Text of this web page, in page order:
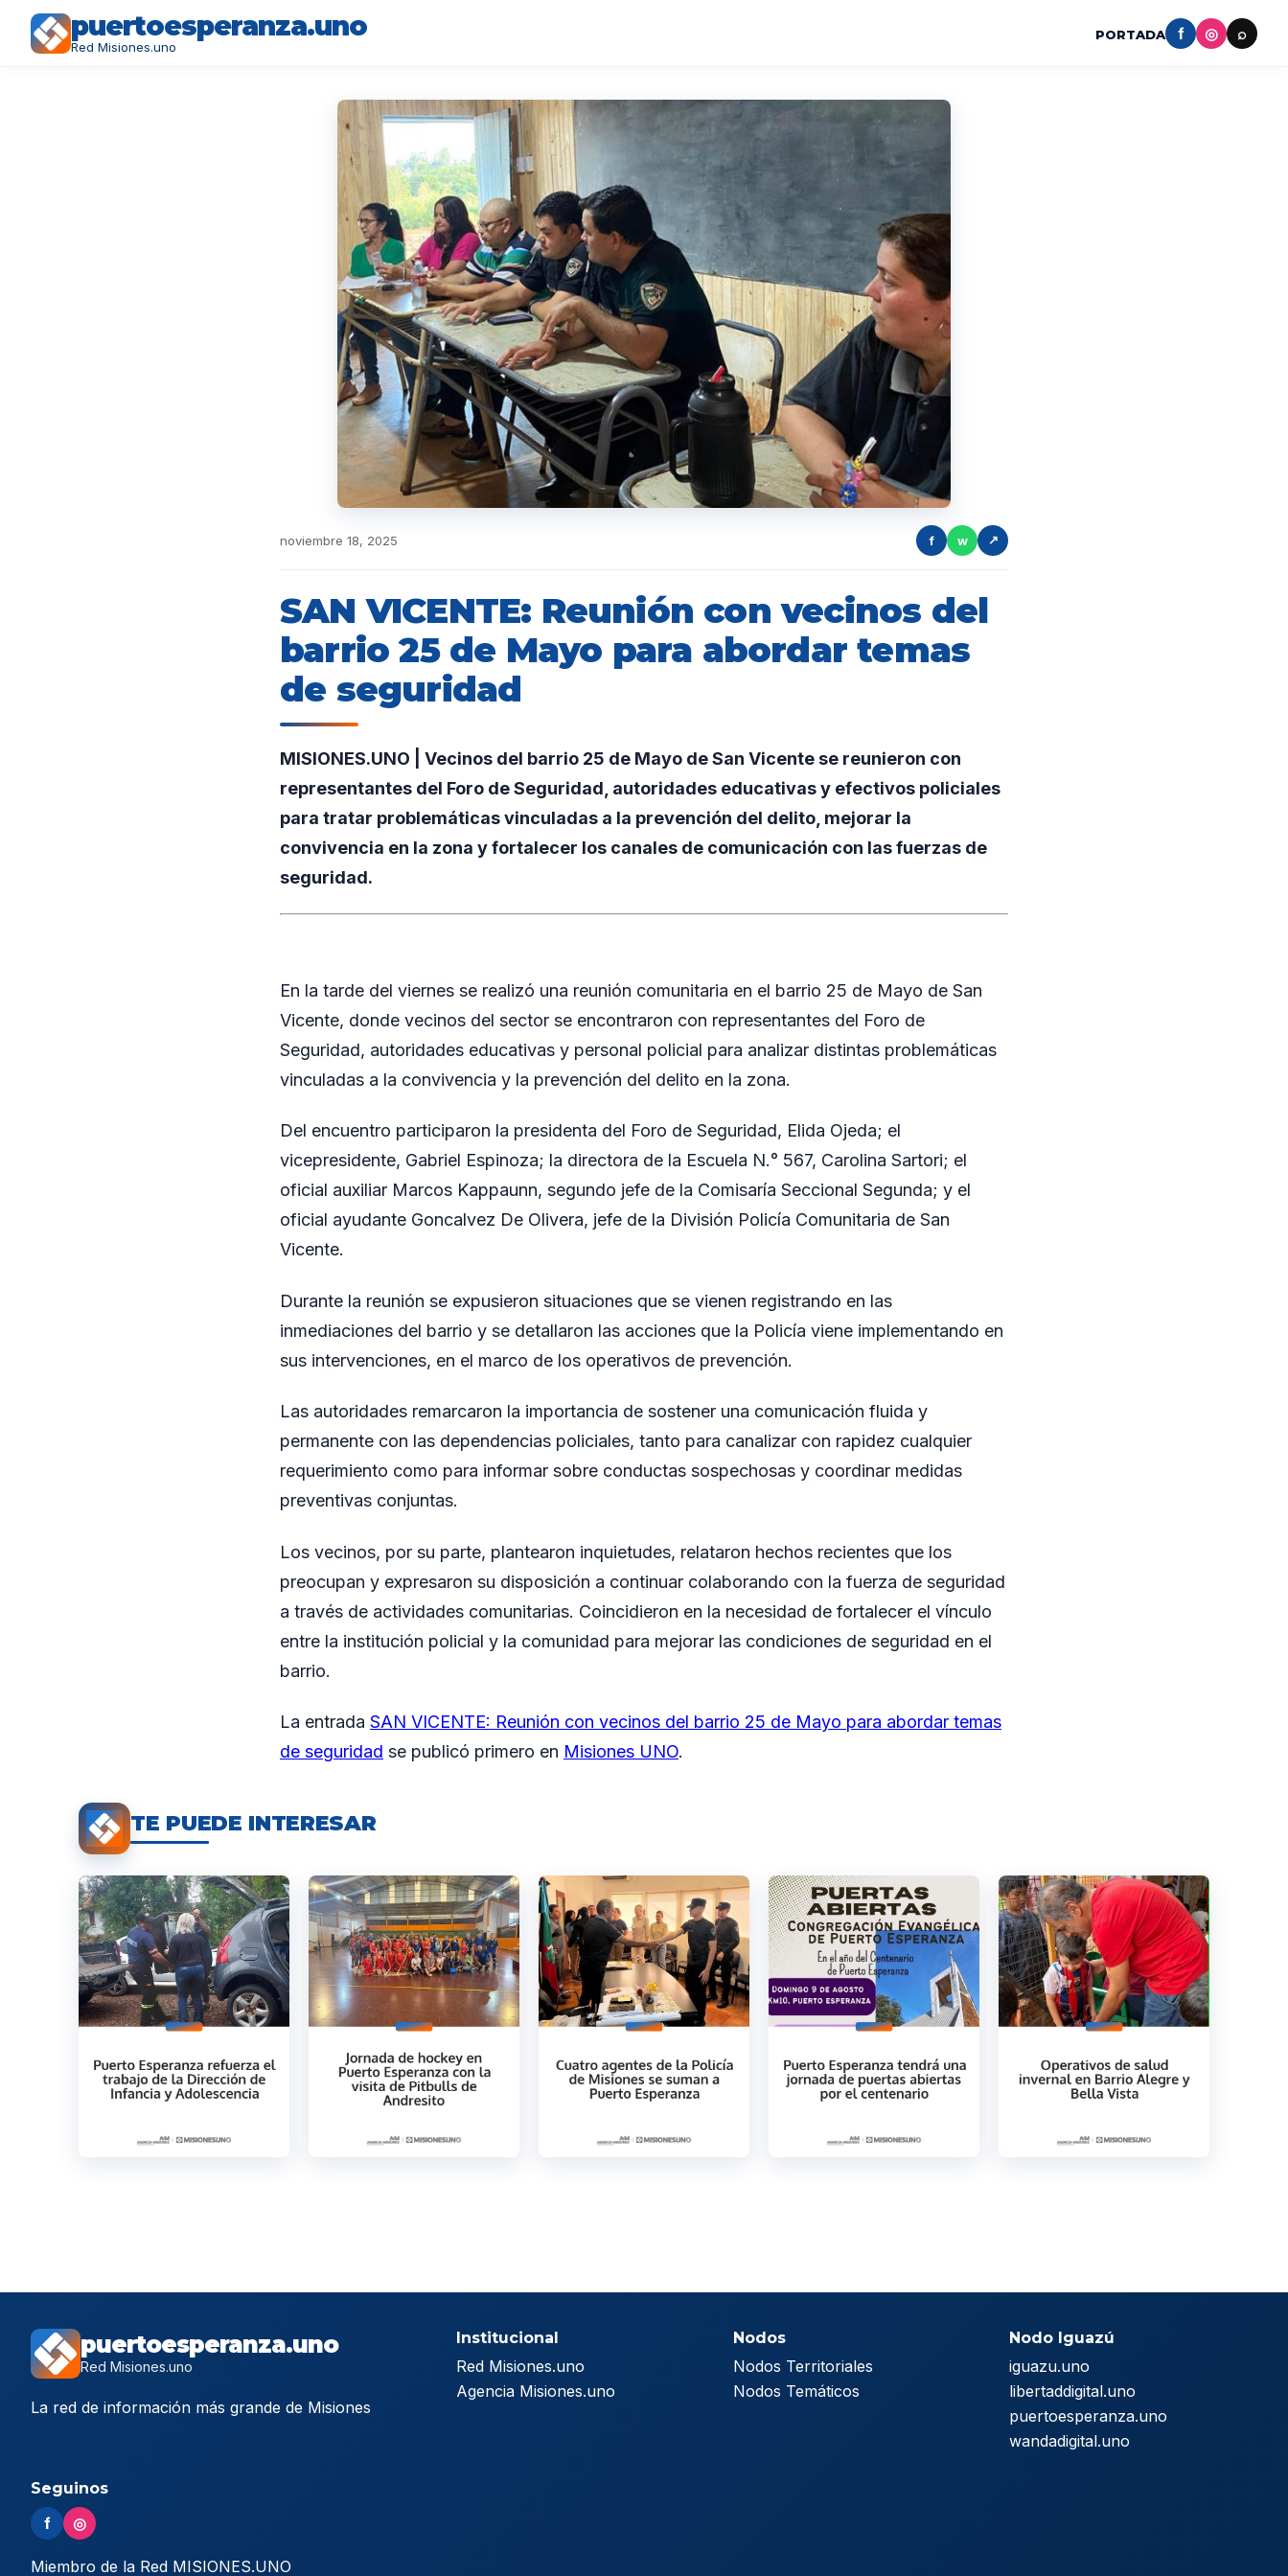
puertoesperanza.uno
Red Misiones.uno
PORTADA f ◎ ⌕
noviembre 18, 2025 f w ↗
SAN VICENTE: Reunión con vecinos del
barrio 25 de Mayo para abordar temas
de seguridad
MISIONES.UNO | Vecinos del barrio 25 de Mayo de San Vicente se reunieron con
representantes del Foro de Seguridad, autoridades educativas y efectivos policiales
para tratar problemáticas vinculadas a la prevención del delito, mejorar la
convivencia en la zona y fortalecer los canales de comunicación con las fuerzas de
seguridad.
En la tarde del viernes se realizó una reunión comunitaria en el barrio 25 de Mayo de San
Vicente, donde vecinos del sector se encontraron con representantes del Foro de
Seguridad, autoridades educativas y personal policial para analizar distintas problemáticas
vinculadas a la convivencia y la prevención del delito en la zona.
Del encuentro participaron la presidenta del Foro de Seguridad, Elida Ojeda; el
vicepresidente, Gabriel Espinoza; la directora de la Escuela N.° 567, Carolina Sartori; el
oficial auxiliar Marcos Kappaunn, segundo jefe de la Comisaría Seccional Segunda; y el
oficial ayudante Goncalvez De Olivera, jefe de la División Policía Comunitaria de San
Vicente.
Durante la reunión se expusieron situaciones que se vienen registrando en las
inmediaciones del barrio y se detallaron las acciones que la Policía viene implementando en
sus intervenciones, en el marco de los operativos de prevención.
Las autoridades remarcaron la importancia de sostener una comunicación fluida y
permanente con las dependencias policiales, tanto para canalizar con rapidez cualquier
requerimiento como para informar sobre conductas sospechosas y coordinar medidas
preventivas conjuntas.
Los vecinos, por su parte, plantearon inquietudes, relataron hechos recientes que los
preocupan y expresaron su disposición a continuar colaborando con la fuerza de seguridad
a través de actividades comunitarias. Coincidieron en la necesidad de fortalecer el vínculo
entre la institución policial y la comunidad para mejorar las condiciones de seguridad en el
barrio.
La entrada SAN VICENTE: Reunión con vecinos del barrio 25 de Mayo para abordar temas
de seguridad se publicó primero en Misiones UNO.
TE PUEDE INTERESAR
puertoesperanza.uno
Red Misiones.uno
La red de información más grande de Misiones
Institucional
Red Misiones.uno
Agencia Misiones.uno
Nodos
Nodos Territoriales
Nodos Temáticos
Nodo Iguazú
iguazu.uno
libertaddigital.uno
puertoesperanza.uno
wandadigital.uno
Seguinos
f ◎
Miembro de la Red MISIONES.UNO